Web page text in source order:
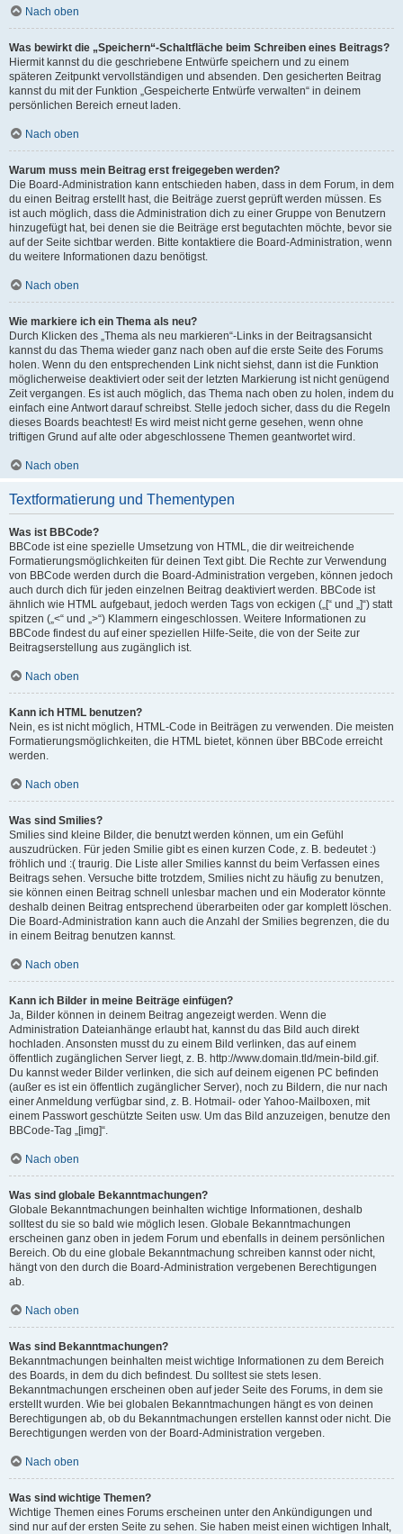
Nach oben
Was bewirkt die „Speichern“-Schaltfläche beim Schreiben eines Beitrags?
Hiermit kannst du die geschriebene Entwürfe speichern und zu einem
späteren Zeitpunkt vervollständigen und absenden. Den gesicherten Beitrag
kannst du mit der Funktion „Gespeicherte Entwürfe verwalten“ in deinem
persönlichen Bereich erneut laden.
Nach oben
Warum muss mein Beitrag erst freigegeben werden?
Die Board-Administration kann entschieden haben, dass in dem Forum, in dem
du einen Beitrag erstellt hast, die Beiträge zuerst geprüft werden müssen. Es
ist auch möglich, dass die Administration dich zu einer Gruppe von Benutzern
hinzugefügt hat, bei denen sie die Beiträge erst begutachten möchte, bevor sie
auf der Seite sichtbar werden. Bitte kontaktiere die Board-Administration, wenn
du weitere Informationen dazu benötigst.
Nach oben
Wie markiere ich ein Thema als neu?
Durch Klicken des „Thema als neu markieren“-Links in der Beitragsansicht
kannst du das Thema wieder ganz nach oben auf die erste Seite des Forums
holen. Wenn du den entsprechenden Link nicht siehst, dann ist die Funktion
möglicherweise deaktiviert oder seit der letzten Markierung ist nicht genügend
Zeit vergangen. Es ist auch möglich, das Thema nach oben zu holen, indem du
einfach eine Antwort darauf schreibst. Stelle jedoch sicher, dass du die Regeln
dieses Boards beachtest! Es wird meist nicht gerne gesehen, wenn ohne
triftigen Grund auf alte oder abgeschlossene Themen geantwortet wird.
Nach oben
Textformatierung und Thementypen
Was ist BBCode?
BBCode ist eine spezielle Umsetzung von HTML, die dir weitreichende
Formatierungsmöglichkeiten für deinen Text gibt. Die Rechte zur Verwendung
von BBCode werden durch die Board-Administration vergeben, können jedoch
auch durch dich für jeden einzelnen Beitrag deaktiviert werden. BBCode ist
ähnlich wie HTML aufgebaut, jedoch werden Tags von eckigen („[“ und „]“) statt
spitzen („<“ und „>“) Klammern eingeschlossen. Weitere Informationen zu
BBCode findest du auf einer speziellen Hilfe-Seite, die von der Seite zur
Beitragserstellung aus zugänglich ist.
Nach oben
Kann ich HTML benutzen?
Nein, es ist nicht möglich, HTML-Code in Beiträgen zu verwenden. Die meisten
Formatierungsmöglichkeiten, die HTML bietet, können über BBCode erreicht
werden.
Nach oben
Was sind Smilies?
Smilies sind kleine Bilder, die benutzt werden können, um ein Gefühl
auszudrücken. Für jeden Smilie gibt es einen kurzen Code, z. B. bedeutet :)
fröhlich und :( traurig. Die Liste aller Smilies kannst du beim Verfassen eines
Beitrags sehen. Versuche bitte trotzdem, Smilies nicht zu häufig zu benutzen,
sie können einen Beitrag schnell unlesbar machen und ein Moderator könnte
deshalb deinen Beitrag entsprechend überarbeiten oder gar komplett löschen.
Die Board-Administration kann auch die Anzahl der Smilies begrenzen, die du
in einem Beitrag benutzen kannst.
Nach oben
Kann ich Bilder in meine Beiträge einfügen?
Ja, Bilder können in deinem Beitrag angezeigt werden. Wenn die
Administration Dateianhänge erlaubt hat, kannst du das Bild auch direkt
hochladen. Ansonsten musst du zu einem Bild verlinken, das auf einem
öffentlich zugänglichen Server liegt, z. B. http://www.domain.tld/mein-bild.gif.
Du kannst weder Bilder verlinken, die sich auf deinem eigenen PC befinden
(außer es ist ein öffentlich zugänglicher Server), noch zu Bildern, die nur nach
einer Anmeldung verfügbar sind, z. B. Hotmail- oder Yahoo-Mailboxen, mit
einem Passwort geschützte Seiten usw. Um das Bild anzuzeigen, benutze den
BBCode-Tag „[img]“.
Nach oben
Was sind globale Bekanntmachungen?
Globale Bekanntmachungen beinhalten wichtige Informationen, deshalb
solltest du sie so bald wie möglich lesen. Globale Bekanntmachungen
erscheinen ganz oben in jedem Forum und ebenfalls in deinem persönlichen
Bereich. Ob du eine globale Bekanntmachung schreiben kannst oder nicht,
hängt von den durch die Board-Administration vergebenen Berechtigungen
ab.
Nach oben
Was sind Bekanntmachungen?
Bekanntmachungen beinhalten meist wichtige Informationen zu dem Bereich
des Boards, in dem du dich befindest. Du solltest sie stets lesen.
Bekanntmachungen erscheinen oben auf jeder Seite des Forums, in dem sie
erstellt wurden. Wie bei globalen Bekanntmachungen hängt es von deinen
Berechtigungen ab, ob du Bekanntmachungen erstellen kannst oder nicht. Die
Berechtigungen werden von der Board-Administration vergeben.
Nach oben
Was sind wichtige Themen?
Wichtige Themen eines Forums erscheinen unter den Ankündigungen und
sind nur auf der ersten Seite zu sehen. Sie haben meist einen wichtigen Inhalt,